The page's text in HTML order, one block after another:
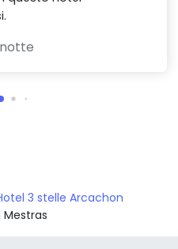
3 stelle Arcachon
Mestras